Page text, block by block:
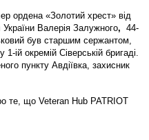
ордена «Золотий хрест» від
Валерія Залужного, 44-
був старшим сержантом,
ій окремій Сіверській бригаді.
пункту Авдіївка, захисник
те, що Veteran Hub PATRIOT